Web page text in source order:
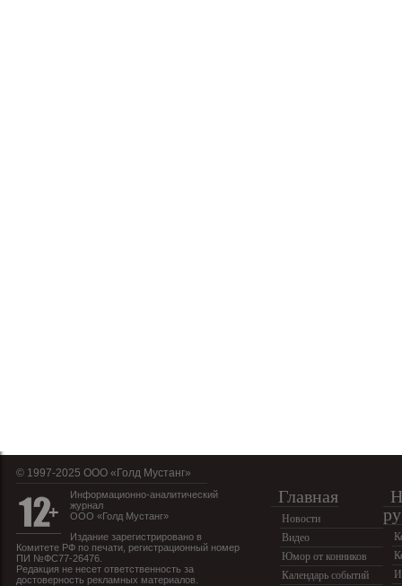
© 1997-2025 OOO «Голд Мустанг»
Информационно-аналитический
журнал
ООО «Голд Мустанг»
Издание зарегистрировано в
Комитете РФ по печати, регистрационный номер
ПИ №ФС77-26476.
Редакция не несет ответственность за
достоверность рекламных материалов.
Главная
Новости
Видео
Юмор от конников
Календарь событий